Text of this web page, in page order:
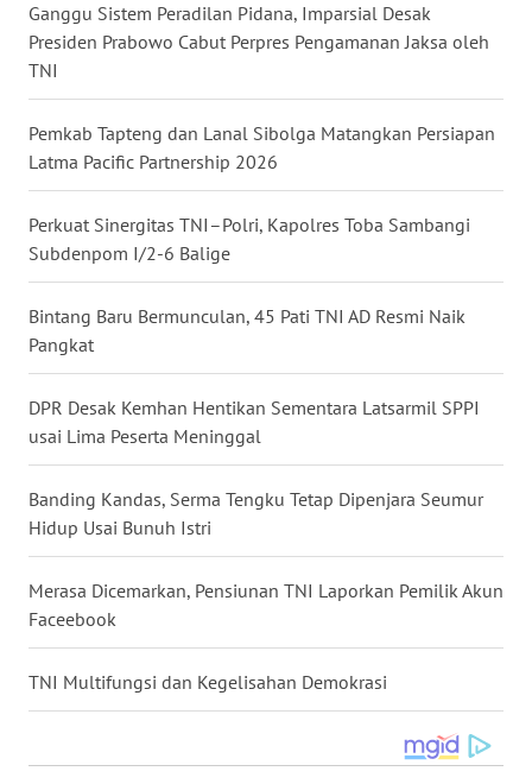
Ganggu Sistem Peradilan Pidana, Imparsial Desak
Presiden Prabowo Cabut Perpres Pengamanan Jaksa oleh
TNI
Pemkab Tapteng dan Lanal Sibolga Matangkan Persiapan
Latma Pacific Partnership 2026
Perkuat Sinergitas TNI–Polri, Kapolres Toba Sambangi
Subdenpom I/2-6 Balige
Bintang Baru Bermunculan, 45 Pati TNI AD Resmi Naik
Pangkat
DPR Desak Kemhan Hentikan Sementara Latsarmil SPPI
usai Lima Peserta Meninggal
Banding Kandas, Serma Tengku Tetap Dipenjara Seumur
Hidup Usai Bunuh Istri
Merasa Dicemarkan, Pensiunan TNI Laporkan Pemilik Akun
Faceebook
TNI Multifungsi dan Kegelisahan Demokrasi
WN
KALTARA
KALSEL
KALTIM
WN
SULSEL
WN
GORONTALO
WN
SULUT
WN